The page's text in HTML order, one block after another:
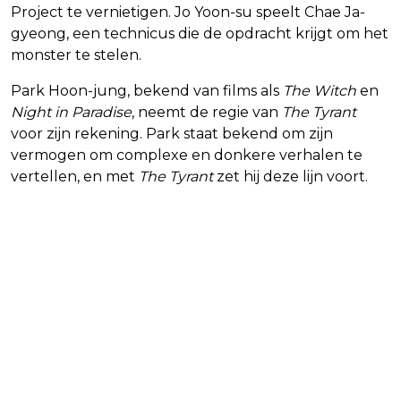
Project te vernietigen. Jo Yoon-su speelt Chae Ja-
gyeong, een technicus die de opdracht krijgt om het
monster te stelen.
Park Hoon-jung, bekend van films als The Witch en
Night in Paradise, neemt de regie van The Tyrant
voor zijn rekening. Park staat bekend om zijn
vermogen om complexe en donkere verhalen te
vertellen, en met The Tyrantzet hij deze lijn voort.